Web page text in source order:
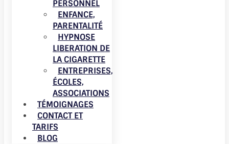
PERSONNEL
ENFANCE,
PARENTALITÉ
HYPNOSE
LIBERATION DE
LA CIGARETTE
ENTREPRISES,
ÉCOLES,
ASSOCIATIONS
TÉMOIGNAGES
CONTACT ET
TARIFS
BLOG